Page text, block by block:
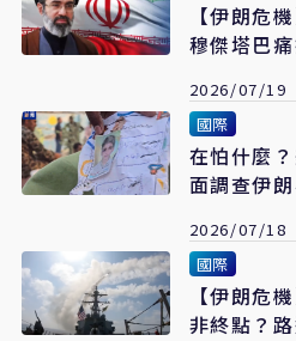
【伊朗危
穆傑塔巴
2026/07/19
國際
在怕什麼
面調查伊
2026/07/18
國際
【伊朗危
非終點？